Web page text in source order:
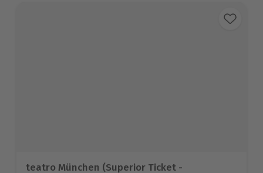
teatro München (Superior Ticket -